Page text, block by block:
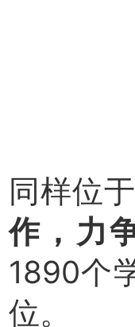
同样位
作，力
1890个
位。